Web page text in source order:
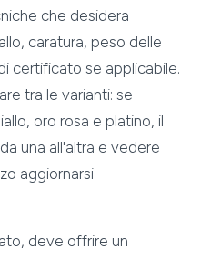
che desidera
caratura, peso delle
certificato se applicabile.
tra le varianti: se
oro rosa e platino, il
una all'altra e vedere
aggiornarsi
deve offrire un